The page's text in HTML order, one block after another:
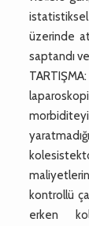
üzerinde
saptandı
kontrollü
erken